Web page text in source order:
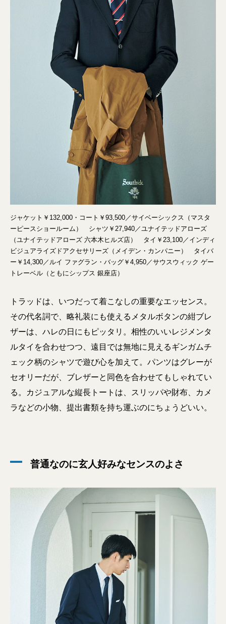
ジャケット￥132,000・コート￥93,500／サイベーシックス（マスタ
ーピースショールーム） シャツ￥27,940／ユナイテッドアローズ
（ユナイテッドアローズ 六本木ヒルズ店） タイ￥23,100／インディ
ビジュアライズドアクセサリーズ（メイデン・カンパニー） タイバ
ー￥14,300／ルイ ファグラン・バッグ￥4,950／サウスウィック ゲー
トレーベル（ともにシップス 銀座店）
トラッドは、いつだって着こなしの重要なエッセンス。
その代名詞で、略礼装にも使えるメタルボタンの紺ブレ
ザーは、ハレの日にもピッタリ。相性のいいレジメンタ
ルタイを合わせつつ、遠目では無地に見えるギンガムチ
ェック柄のシャツで遊び心を加えて。パンツはグレーが
セオリーだが、ブレザーと同色を合わせてもしゃれてい
る。カジュアルな縦長トートは、スリッパや財布、カメ
ラなどの小物、提出書類を持ち運ぶのにちょうどいい。
普通なのに玄人好みなセンスのよさ